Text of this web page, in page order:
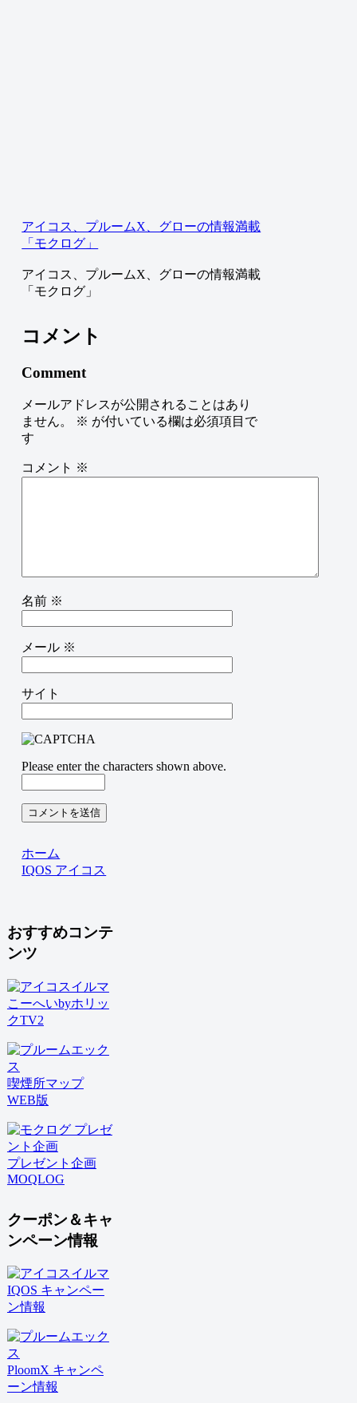
アイコス、プルームX、グローの情報満載
「モクログ」
アイコス、プルームX、グローの情報満載
「モクログ」
コメント
Comment
メールアドレスが公開されることはあり
ません。
※ が付いている欄は必須項目で
す
コメント ※
名前 ※
メール ※
サイト
Please enter the characters shown above.
ホーム
IQOS アイコス
おすすめコンテ
ンツ
こーへいbyホリッ
クTV2
喫煙所マップ
WEB版
プレゼント企画
MOQLOG
クーポン＆キャ
ンペーン情報
IQOS キャンペー
ン情報
PloomX キャンペ
ーン情報